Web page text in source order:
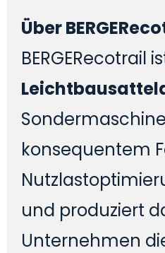
Über
BERGERecotrail
konsequentem
und produziert
Unternehmen